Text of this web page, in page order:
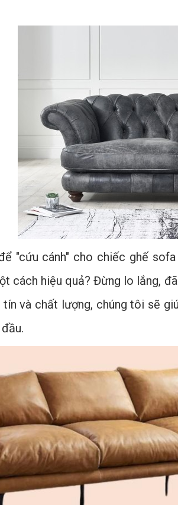
"cứu cánh" cho chiếc ghế
cách hiệu quả? Đừng lo lắng,
tín và chất lượng, chúng tôi sẽ